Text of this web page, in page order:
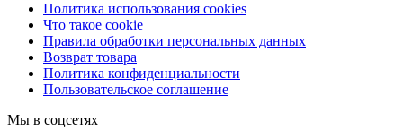
Политика использования cookies
Что такое cookie
Правила обработки персональных данных
Возврат товара
Политика конфиденциальности
Пользовательское соглашение
Мы в соцсетях